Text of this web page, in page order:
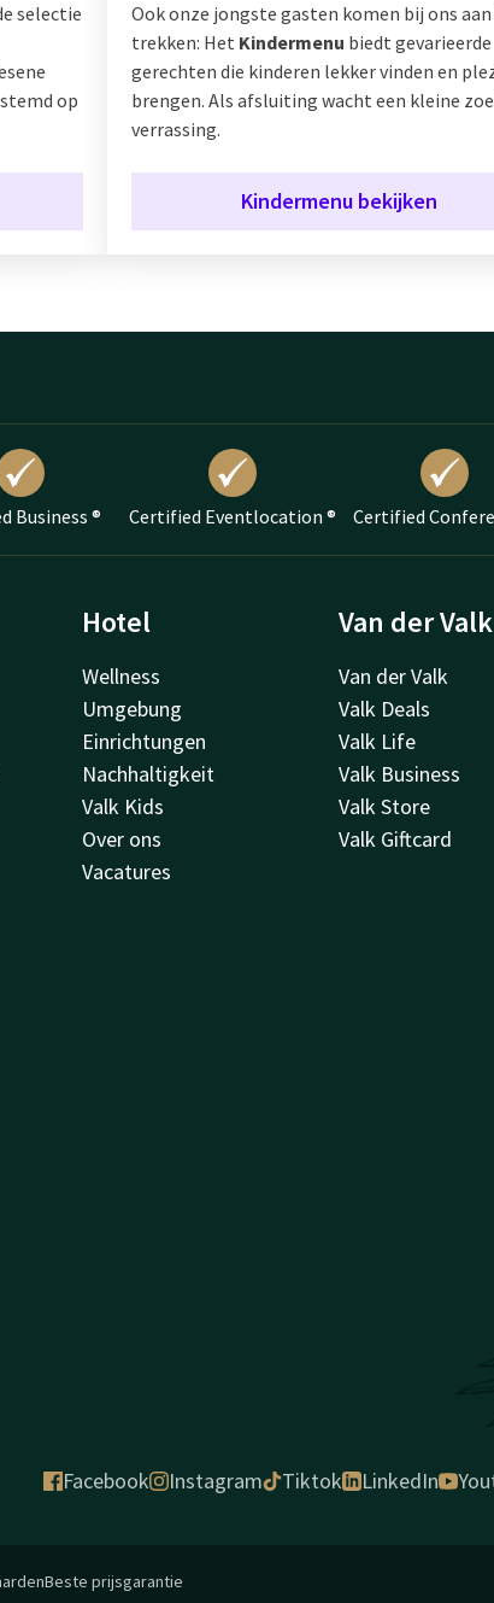
selectie
op
Ook onze jongste gasten komen bij ons
trekken: Het Kindermenu biedt gevarieerde
gerechten die kinderen lekker vinden en
brengen. Als afsluiting wacht een kleine
verrassing.
Kindermenu bekijken
Business ® Certified Eventlocation ® Certified
Hotel
Wellness
Umgebung
Einrichtungen
Nachhaltigkeit
Valk Kids
Over ons
Vacatures
Van der Valk
Van der Valk
Valk Deals
Valk Life
Valk Business
Valk Store
Valk Giftcard
Facebook Instagram Tiktok LinkedIn
Beste prijsgarantie